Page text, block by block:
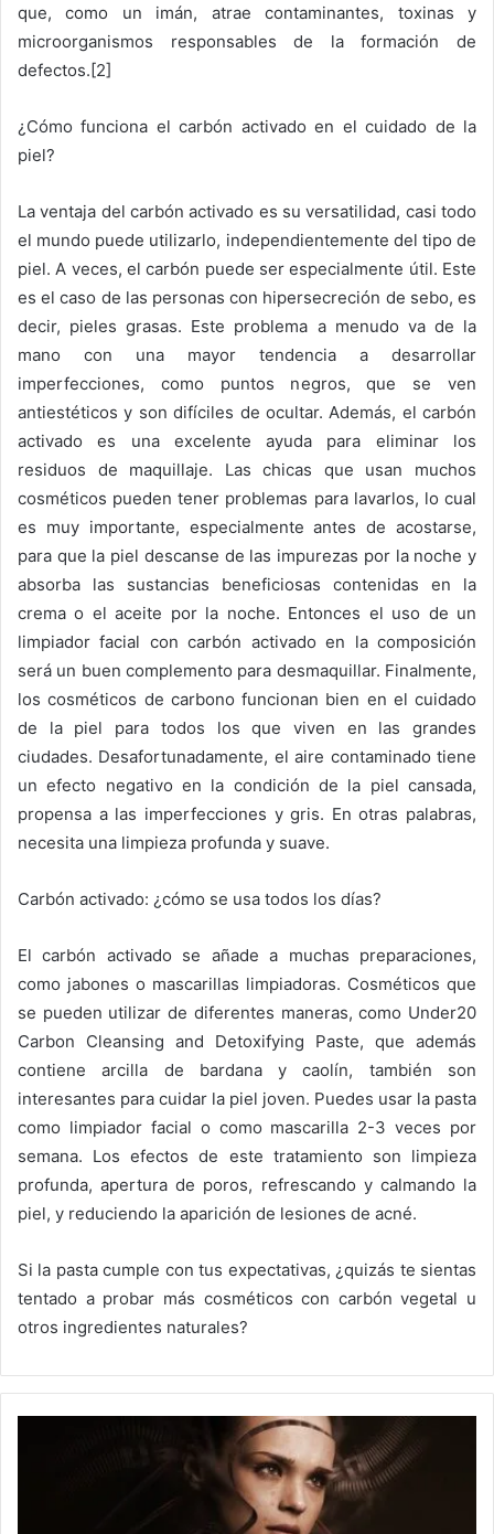
que, como un imán, atrae contaminantes, toxinas y
microorganismos responsables de la formación de
defectos.[2]
¿Cómo funciona el carbón activado en el cuidado de la
piel?
La ventaja del carbón activado es su versatilidad, casi todo
el mundo puede utilizarlo, independientemente del tipo de
piel.A veces, el carbón puede ser especialmente útil. Este
es el caso de las personas con hipersecreción de sebo, es
decir, pieles grasas. Este problema a menudo va de la
mano con una mayor tendencia a desarrollar
imperfecciones, como puntos negros, que se ven
antiestéticos y son difíciles de ocultar.Además, el carbón
activado es una excelente ayuda para eliminar los
residuos de maquillaje. Las chicas que usan muchos
cosméticos pueden tener problemas para lavarlos, lo cual
es muy importante, especialmente antes de acostarse,
para que la piel descanse de las impurezas por la noche y
absorba las sustancias beneficiosas contenidas en la
crema o el aceite por la noche. Entonces el uso de un
limpiador facial con carbón activado en la composición
será un buen complemento para desmaquillar. Finalmente,
los cosméticos de carbono funcionan bien en el cuidado
de la piel para todos los que viven en las grandes
ciudades. Desafortunadamente, el aire contaminado tiene
un efecto negativo en la condición de la piel cansada,
propensa a las imperfecciones y gris. En otras palabras,
necesita una limpieza profunda y suave.
Carbón activado: ¿cómo se usa todos los días?
El carbón activado se añade a muchas preparaciones,
como jabones o mascarillas limpiadoras. Cosméticos que
se pueden utilizar de diferentes maneras, como Under20
Carbon Cleansing and Detoxifying Paste, que además
contiene arcilla de bardana y caolín, también son
interesantes para cuidar la piel joven. Puedes usar la pasta
como limpiador facial o como mascarilla 2-3 veces por
semana. Los efectos de este tratamiento son limpieza
profunda, apertura de poros, refrescando y calmando la
piel, y reduciendo la aparición de lesiones de acné.
Si la pasta cumple con tus expectativas, ¿quizás te sientas
tentado a probar más cosméticos con carbón vegetal u
otros ingredientes naturales?